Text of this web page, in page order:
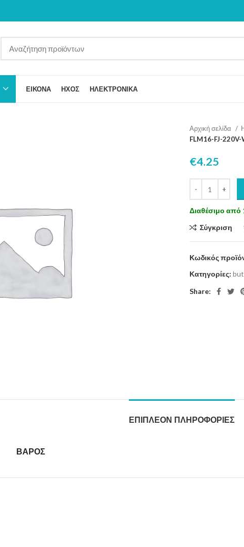
ΕΙΚΟΝΑ ΗΧΟΣ ΗΛΕΚΤΡΟΝΙΚΑ
Αρχική σελίδα
FLM16-FJ-
€4.25
Διαθέσιμο από
Σύγκριση
Κωδικός
Κατηγορίες:
Share:
ΕΠΙΠΛΈΟΝ ΠΛΗΡΟΦΟΡΊΕΣ
ΒΆΡΟΣ